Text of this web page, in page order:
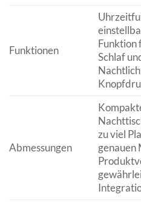
Funktionen
Funktion
Schlaf
Abmessungen
zu viel
genauen